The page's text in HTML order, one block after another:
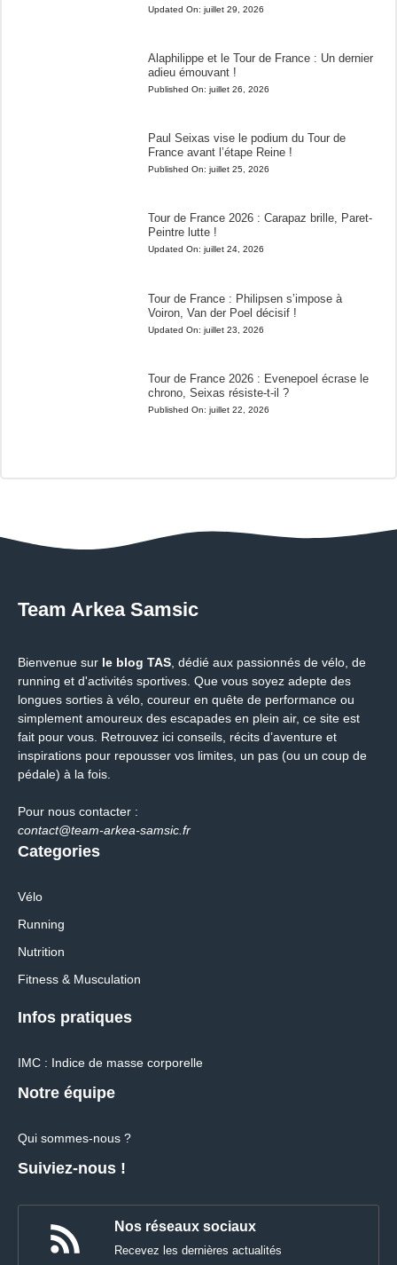
Updated On: juillet 29, 2026
Alaphilippe et le Tour de France : Un dernier
adieu émouvant !
Published On: juillet 26, 2026
Paul Seixas vise le podium du Tour de
France avant l’étape Reine !
Published On: juillet 25, 2026
Tour de France 2026 : Carapaz brille, Paret-
Peintre lutte !
Updated On: juillet 24, 2026
Tour de France : Philipsen s’impose à
Voiron, Van der Poel décisif !
Updated On: juillet 23, 2026
Tour de France 2026 : Evenepoel écrase le
chrono, Seixas résiste-t-il ?
Published On: juillet 22, 2026
Team Arkea Samsic
Bienvenue sur le blog TAS, dédié aux passionnés de vélo, de
running et d'activités sportives. Que vous soyez adepte des
longues sorties à vélo, coureur en quête de performance ou
simplement amoureux des escapades en plein air, ce site est
fait pour vous. Retrouvez ici conseils, récits d’aventure et
inspirations pour repousser vos limites, un pas (ou un coup de
pédale) à la fois.
Pour nous contacter :
contact@team-arkea-samsic.fr
Categories
Vélo
Running
Nutrition
Fitness & Musculation
Infos pratiques
IMC : Indice de masse corporelle
Notre équipe
Qui sommes-nous ?
Suiviez-nous !
Nos réseaux sociaux
Recevez les dernières actualités